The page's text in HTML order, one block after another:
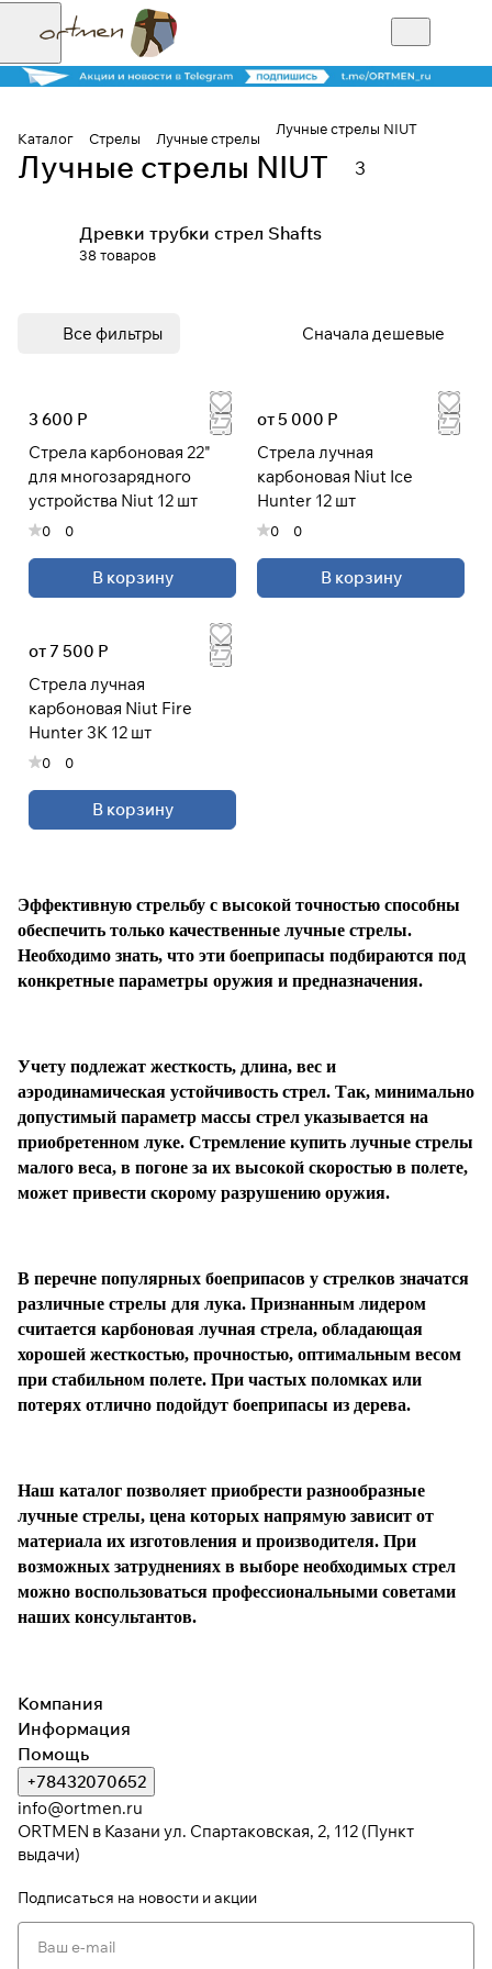
Каталог Стрелы Лучные стрелы
Лучные стрелы NIUT
Лучные стрелы NIUT 3
Древки трубки стрел Shafts
38 товаров
Все фильтры Сначала дешевые
3 600 Р
Стрела карбоновая 22"
для многозарядного
устройства Niut 12 шт
0 0
В корзину
от 5 000 Р
Стрела лучная
карбоновая Niut Ice
Hunter 12 шт
0 0
В корзину
от 7 500 Р
Стрела лучная
карбоновая Niut Fire
Hunter 3K 12 шт
0 0
В корзину
Эффективную стрельбу с высокой точностью способны
обеспечить только качественные лучные стрелы.
Необходимо знать, что эти боеприпасы подбираются под
конкретные параметры оружия и предназначения.
Учету подлежат жесткость, длина, вес и
аэродинамическая устойчивость стрел. Так, минимально
допустимый параметр массы стрел указывается на
приобретенном луке. Стремление купить лучные стрелы
малого веса, в погоне за их высокой скоростью в полете,
может привести скорому разрушению оружия.
В перечне популярных боеприпасов у стрелков значатся
различные стрелы для лука. Признанным лидером
считается карбоновая лучная стрела, обладающая
хорошей жесткостью, прочностью, оптимальным весом
при стабильном полете. При частых поломках или
потерях отлично подойдут боеприпасы из дерева.
Наш каталог позволяет приобрести разнообразные
лучные стрелы, цена которых напрямую зависит от
материала их изготовления и производителя. При
возможных затруднениях в выборе необходимых стрел
можно воспользоваться профессиональными советами
наших консультантов.
Для клиентов всех банков
Разбейте
Добавляйте товары
в корзину
выберите метод оплаты
ПЛАЙТ
Оплачивайте сегодня только
картой любого банка
Получайте товар
выбранный способом
Оставшиеся
списыватьсяс вашей карты
* При оплате через
скидки по купонам не
применяются.
Подробнее
об оплате Плайтом
25
раз в 2 недели
Остались вопросы?
8 800 302-02-51
Компания
Информация
Помощь
+78432070652
info@ortmen.ru
ORTMEN в Казани ул. Спартаковская, 2, 112 (Пункт
выдачи)
Подписаться на новости и акции